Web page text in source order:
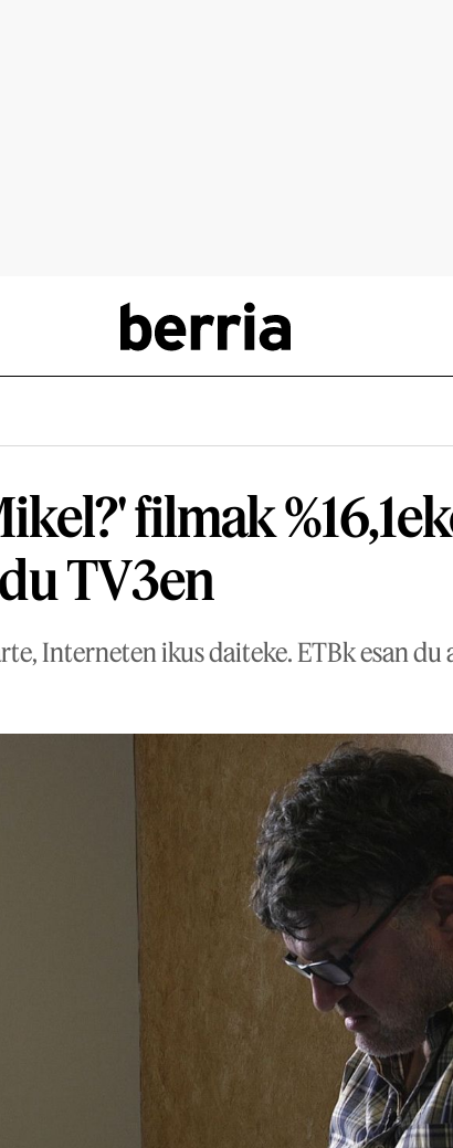
filmak
TV3en
Interneten ikus daiteke. ETBk esan du